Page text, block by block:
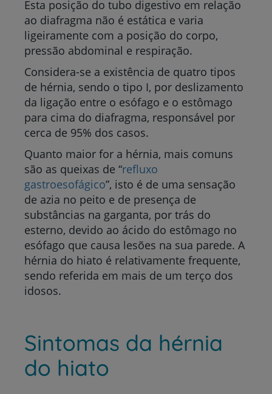
Esta posição do tubo digestivo em relação
ao diafragma não é estática e varia
ligeiramente com a posição do corpo,
pressão abdominal e respiração.
Considera-se a existência de quatro tipos
de hérnia, sendo o tipo I, por deslizamento
da ligação entre o esófago e o estômago
para cima do diafragma, responsável por
cerca de 95% dos casos.
Quanto maior for a hérnia, mais comuns
são as queixas de “refluxo
gastroesofágico”, isto é de uma sensação
de azia no peito e de presença de
substâncias na garganta, por trás do
esterno, devido ao ácido do estômago no
esófago que causa lesões na sua parede. A
hérnia do hiato é relativamente frequente,
sendo referida em mais de um terço dos
idosos.
Sintomas da hérnia
do hiato